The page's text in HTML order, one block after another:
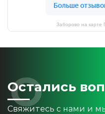
Заборово на
Остались
Свяжитесь с нами и